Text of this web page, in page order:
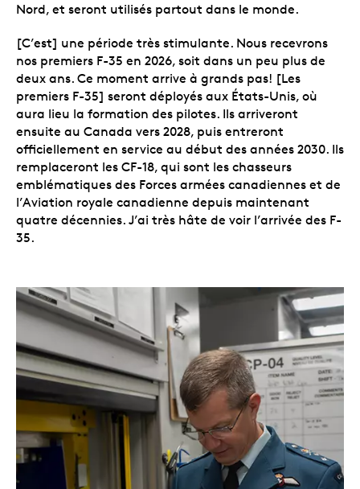
Nord, et seront utilisés partout dans le monde.
[C’est] une période très stimulante. Nous recevrons
nos premiers F-35 en 2026, soit dans un peu plus de
deux ans. Ce moment arrive à grands pas! [Les
premiers F-35] seront déployés aux États-Unis, où
aura lieu la formation des pilotes. Ils arriveront
ensuite au Canada vers 2028, puis entreront
officiellement en service au début des années 2030. Ils
remplaceront les CF-18, qui sont les chasseurs
emblématiques des Forces armées canadiennes et de
l’Aviation royale canadienne depuis maintenant
quatre décennies. J’ai très hâte de voir l’arrivée des F-
35.